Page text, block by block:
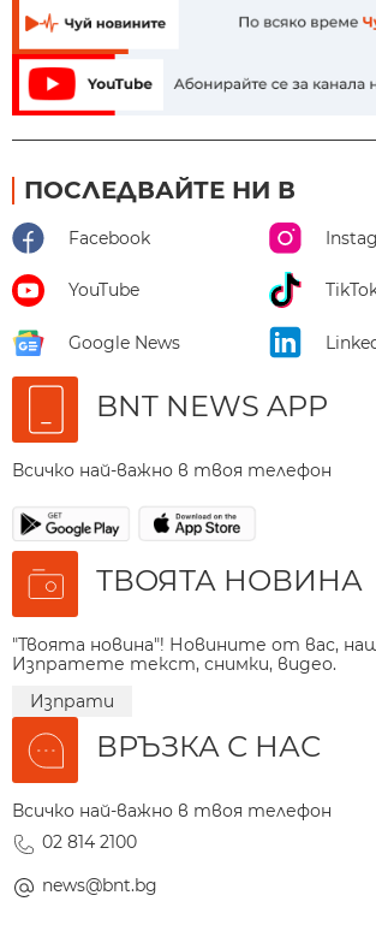
ПОСЛЕДВАЙТЕ НИ В
Facebook
YouTube
Google News
BNT NEWS APP
Всичко най-важно в твоя телефон
ТВОЯТА НОВИНА
"Твоята новина"! Новините от вас,
Изпратете текст, снимки, видео.
Изпрати
ВРЪЗКА С НАС
Всичко най-важно в твоя телефон
02 814 2100
news@bnt.bg